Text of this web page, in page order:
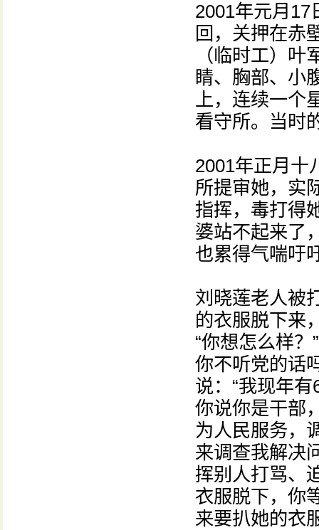
2001年元月17
回，关押在赤
（临时工）
睛、胸部、小
上，连续一个
看守所。当时
2001年正月十
所提审她，实
指挥，毒打得
婆站不起来了
也累得气喘吁
刘晓莲老人被
的衣服脱下来
“你想怎么样
你不听党的话
说：“我现年
你说你是干部
为人民服务，
来调查我解决
挥别人打骂、
衣服脱下，你
来要扒她的衣